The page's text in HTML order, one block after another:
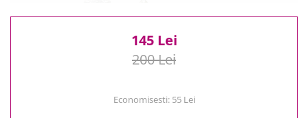
300 Lei - 500 Lei
145 Lei
200 Lei
Economisesti: 55 Lei